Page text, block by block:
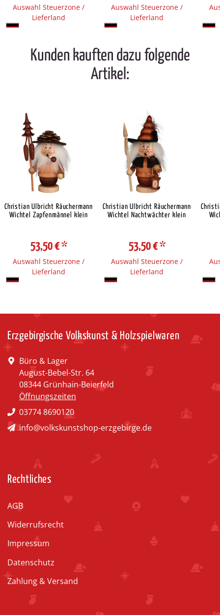
Auswahl Steuerzone /
Lieferland
Auswahl Steuerzone /
Lieferland
Kunden kauften dazu folgende
Artikel:
Christian Ulbricht Räuchermann
Wichtel Zapfenmännel klein
53,50 €*
Auswahl Steuerzone /
Lieferland
Christian Ulbricht Räuchermann
Wichtel Nachtwächter klein
53,50 €*
Auswahl Steuerzone /
Lieferland
Erzgebirgische Volkskunst & Holzspielwaren
Büro & Lager
August-Bebel-Str. 64
08344 Grünhain-Beierfeld
Öffnungszeiten
03774 8690120
info@volkskunstshop-erzgebirge.de
Rechtliches
AGB
Widerrufsrecht
Impressum
Datenschutz
Zahlung & Versand